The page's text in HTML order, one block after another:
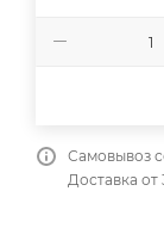
Самовывоз
Доставка